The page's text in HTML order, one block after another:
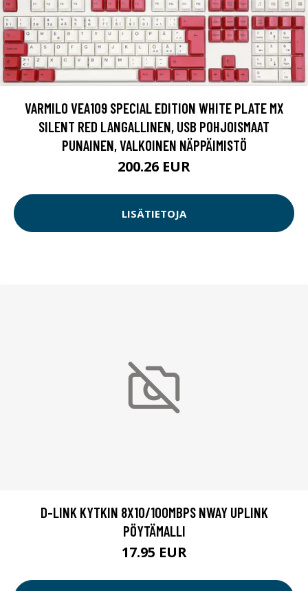
VARMILO VEA109 SPECIAL EDITION WHITE PLATE MX
SILENT RED LANGALLINEN, USB POHJOISMAAT
PUNAINEN, VALKOINEN NÄPPÄIMISTÖ
200.26 EUR
LISÄTIETOJA
D-LINK KYTKIN 8X10/100MBPS NWAY UPLINK
PÖYTÄMALLI
17.95 EUR